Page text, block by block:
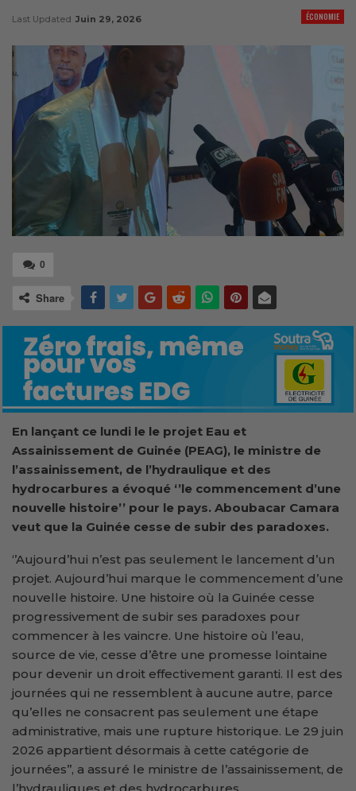
ÉCONOMIE
Last Updated Juin 29, 2026
0
Share
En lançant ce lundi le le projet Eau et
Assainissement de Guinée (PEAG), le ministre de
l’assainissement, de l’hydraulique et des
hydrocarbures a évoqué ‘’le commencement d’une
nouvelle histoire’’ pour le pays. Aboubacar Camara
veut que la Guinée cesse de subir des paradoxes.
‘’Aujourd’hui n’est pas seulement le lancement d’un
projet. Aujourd’hui marque le commencement d’une
nouvelle histoire. Une histoire où la Guinée cesse
progressivement de subir ses paradoxes pour
commencer à les vaincre. Une histoire où l’eau,
source de vie, cesse d’être une promesse lointaine
pour devenir un droit effectivement garanti. Il est des
journées qui ne ressemblent à aucune autre, parce
qu’elles ne consacrent pas seulement une étape
administrative, mais une rupture historique. Le 29 juin
2026 appartient désormais à cette catégorie de
journées’’, a assuré le ministre de l’assainissement, de